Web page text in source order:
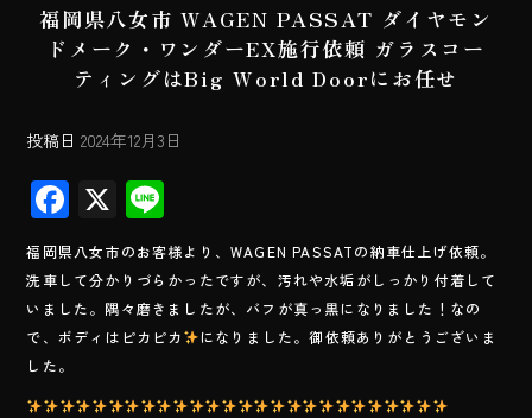
福岡県八女市 WAGEN PASSAT ダイヤモン
ドメーク・ワンダーEX施行依頼 ガラスコー
ティングはBig World Doorにお任せ
投稿日 2024年12月3日
F
ac
e
b
o
ok
X
ne
福岡県八女市のお客様より、WAGEN PASSATの納車仕上げ依頼。
洗車して分かりづらかったですが、汚れや水垢がしっかり付着して
いました。隅々磨きましたが、バフが真っ黒になりました！なの
で、ボディはピカピカ
になりました。御依頼ありがとうございま
した。